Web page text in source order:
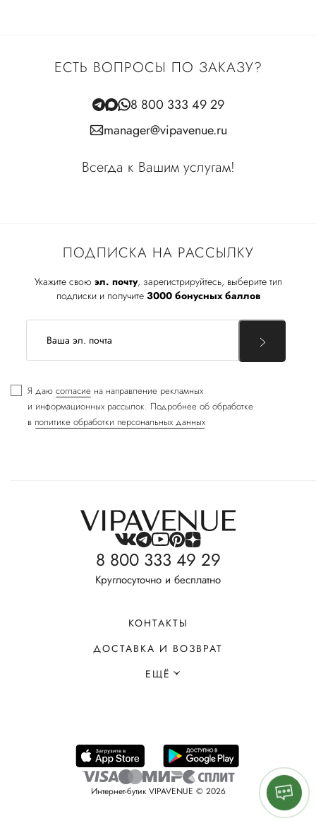
ПОДПИСКА НА РАССЫЛКУ
Укажите свою эл. почту, зарегистрируйтесь, выберите тип
подписки и получите 3000 бонусных баллов
Я даю согласие на направление рекламных
и информационных рассылок. Подробнее об обработке
в политике обработки персональных данных
ЕСТЬ ВОПРОСЫ ПО ЗАКАЗУ?
8 800 333 49 29
manager@vipavenue.ru
Всегда к Вашим услугам!
8 800 333 49 29
Круглосуточно и бесплатно
КОНТАКТЫ
ДОСТАВКА И ВОЗВРАТ
ЕЩЁ
Интернет-бутик VIPAVENUE © 2026